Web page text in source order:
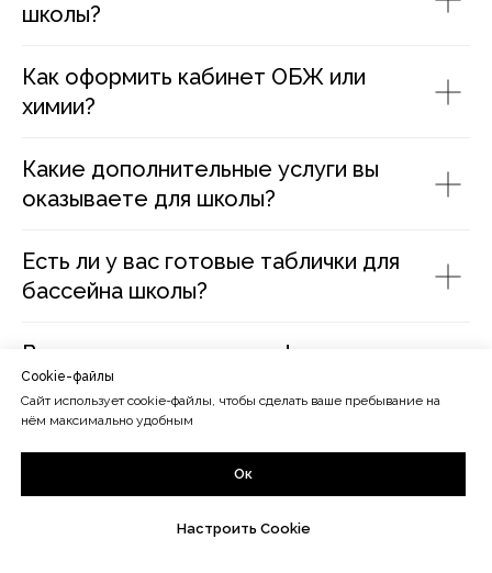
школы?
Как оформить кабинет ОБЖ или
химии?
Какие дополнительные услуги вы
оказываете для школы?
Есть ли у вас готовые таблички для
бассейна школы?
Возможно ли заказать оформление
для больниц?
Как получить консультацию?
Cookie-файлы
Сайт использует cookie-файлы, чтобы сделать ваше пребывание на
нём максимально удобным
Ок
Настроить Cookie